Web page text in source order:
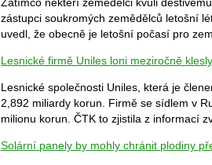
zástupci soukromých zemědělců letošní
uvedl, že obecně je letošní počasí pro
Lesnické firmě Uniles loni meziročně
Lesnické společnosti Uniles, která je
2,892 miliardy korun. Firmě se sídlem v
milionu korun. ČTK to zjistila z informací
Solární panely by mohly chránit plodiny